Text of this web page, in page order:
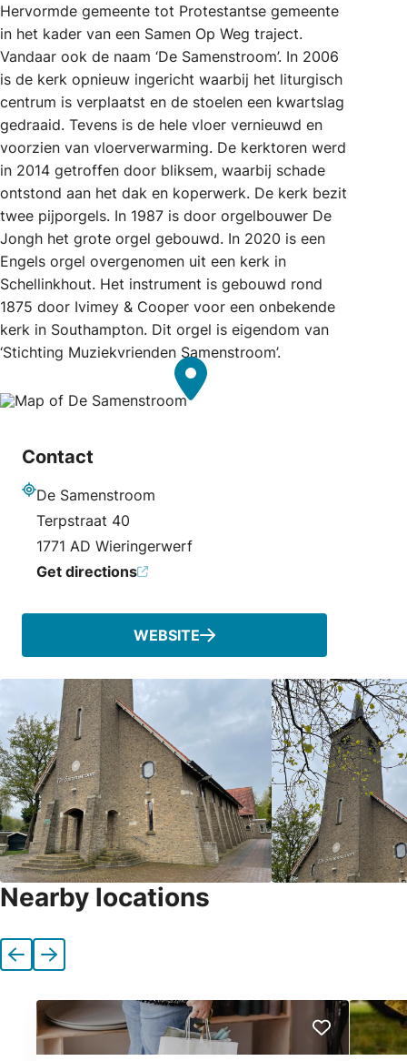
Hervormde gemeente tot Protestantse gemeente
in het kader van een Samen Op Weg traject.
Vandaar ook de naam ‘De Samenstroom’. In 2006
is de kerk opnieuw ingericht waarbij het liturgisch
centrum is verplaatst en de stoelen een kwartslag
gedraaid. Tevens is de hele vloer vernieuwd en
voorzien van vloerverwarming. De kerktoren werd
in 2014 getroffen door bliksem, waarbij schade
ontstond aan het dak en koperwerk. De kerk bezit
twee pijporgels. In 1987 is door orgelbouwer De
Jongh het grote orgel gebouwd. In 2020 is een
Engels orgel overgenomen uit een kerk in
Schellinkhout. Het instrument is gebouwd rond
1875 door Ivimey & Cooper voor een onbekende
kerk in Southampton. Dit orgel is eigendom van
‘Stichting Muziekvrienden Samenstroom’.
Contact
De Samenstroom
Terpstraat 40
1771 AD Wieringerwerf
Get directions
WEBSITE
Nearby locations
Previous
Next